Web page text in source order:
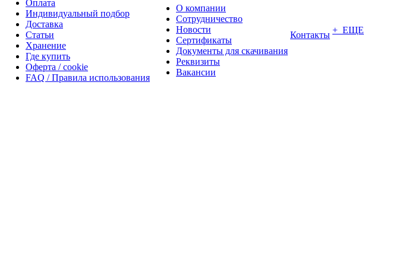
Оплата
Индивидуальный подбор
Доставка
Статьи
Хранение
Где купить
Оферта / cookie
FAQ / Правила использования
О компании
Сотрудничество
Новости
Сертификаты
Документы для скачивания
Реквизиты
Вакансии
Контакты + ЕЩЕ